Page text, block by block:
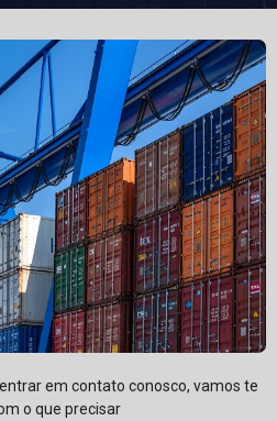
em contato conosco, vamos te
o que precisar